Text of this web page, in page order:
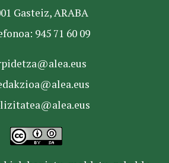
Gasteiz, ARABA
945 71 60 09